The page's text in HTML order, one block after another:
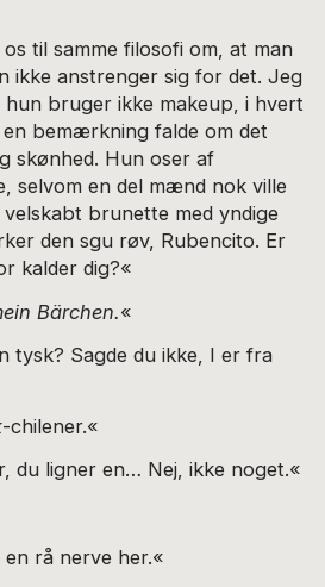
til samme filosofi om, at man
ikke anstrenger sig for det. Jeg
bruger ikke makeup, i hvert
en bemærkning falde om det
skønhed. Hun oser af
selvom en del mænd nok ville
brunette med yndige
den sgu røv, Rubencito. Er
kalder dig?«
Bärchen.«
tysk? Sagde du ikke, I er fra
-chilener.«
du ligner en… Nej, ikke noget.«
rå nerve her.«